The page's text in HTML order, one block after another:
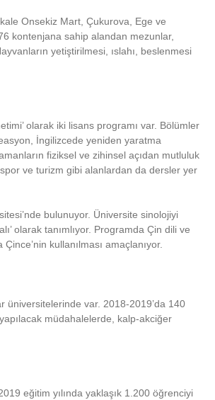
Onsekiz Mart, Çukurova, Ege ve
kontenjana sahip alandan mezunlar,
yetiştirilmesi, ıslahı, beslenmesi
olarak iki lisans programı var. Bölümler
İngilizcede yeniden yaratma
fiziksel ve zihinsel açıdan mutluluk
ve turizm gibi alanlardan da dersler yer
bulunuyor. Üniversite sinolojiyi
olarak tanımlıyor. Programda Çin dili ve
kullanılması amaçlanıyor.
üniversitelerinde var. 2018-2019’da 140
müdahalelerde, kalp-akciğer
eğitim yılında yaklaşık 1.200 öğrenciyi